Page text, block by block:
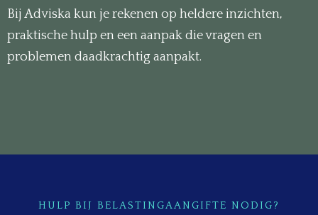
Bij Adviska kun je rekenen op heldere inzichten,
praktische hulp en een aanpak die vragen en
problemen daadkrachtig aanpakt.
HULP BIJ BELASTINGAANGIFTE NODIG?